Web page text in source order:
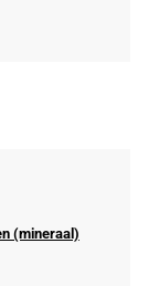
(mineraal)